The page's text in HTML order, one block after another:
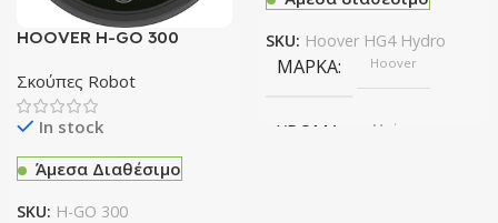
HOOVER H-GO 300
Ρομπότ
Σκούπες Robot
In stock
Άμεσα Διαθέσιμο
SKU: H-GO 300
SKU: Hoover HG4 Hydro
ΜΆΡΚΑ Hoover
ΧΡΏΜΑ Μαύρο